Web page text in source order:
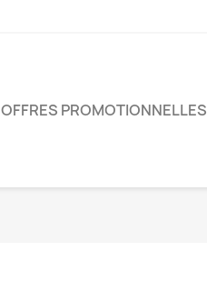
OFFRES PROMOTIONNELLES